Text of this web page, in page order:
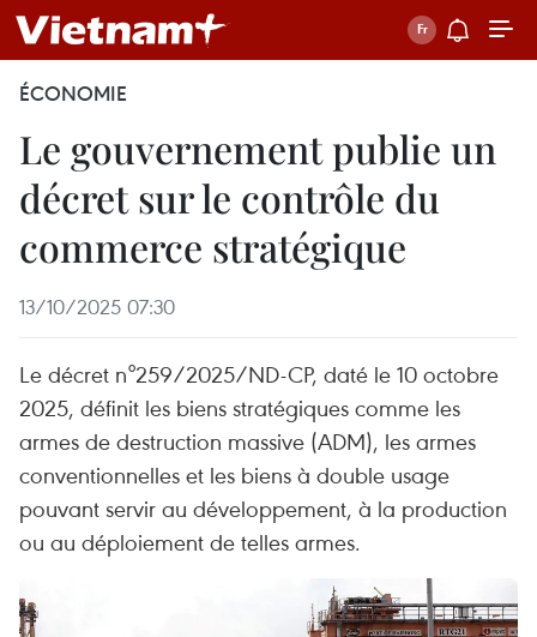
ÉCONOMIE
Le gouvernement publie un
décret sur le contrôle du
commerce stratégique
13/10/2025 07:30
Le décret n°259/2025/ND-CP, daté le 10 octobre
2025, définit les biens stratégiques comme les
armes de destruction massive (ADM), les armes
conventionnelles et les biens à double usage
pouvant servir au développement, à la production
ou au déploiement de telles armes.